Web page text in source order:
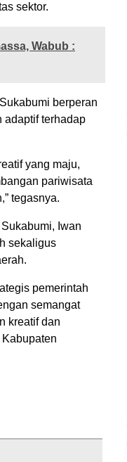
sektor.
Wabub :
berperan
adaptif terhadap
yang maju,
pariwisata
tegasnya.
Iwan
sekaligus
pemerintah
semangat
kreatif dan